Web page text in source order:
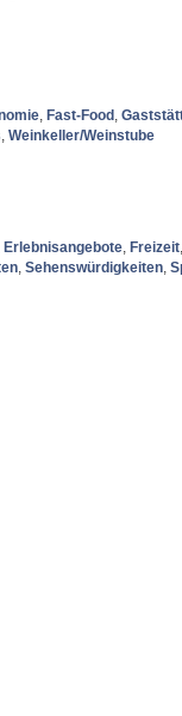
, Fast-Food ,
, Weinkeller/Weinstube
Erlebnisangebote, Freizeit
, Sehenswürdigkeiten,